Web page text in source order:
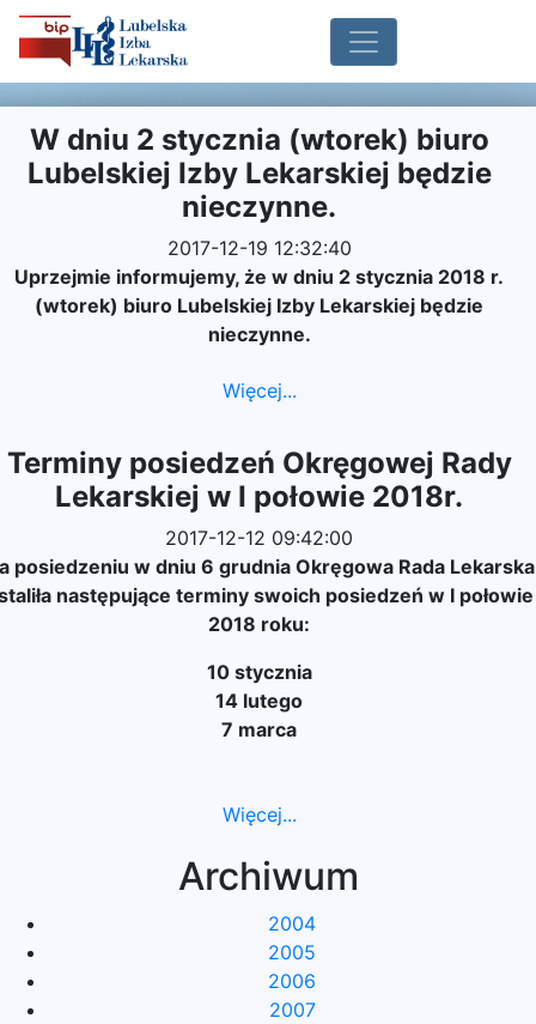
W dniu 2 stycznia (wtorek) biuro
Lubelskiej Izby Lekarskiej będzie
nieczynne.
2017-12-19 12:32:40
Uprzejmie informujemy, że w dniu 2 stycznia 2018 r.
(wtorek) biuro Lubelskiej Izby Lekarskiej będzie
nieczynne.
Więcej...
Terminy posiedzeń Okręgowej Rady
Lekarskiej w I połowie 2018r.
2017-12-12 09:42:00
posiedzeniu w dniu 6 grudnia Okręgowa Rada Lekarska
następujące terminy swoich posiedzeń w I połowie
2018 roku:
10 stycznia
14 lutego
7 marca
Więcej...
Archiwum
2004
2005
2006
2007